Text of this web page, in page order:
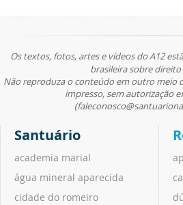
Os textos, fotos, artes e vídeos do A12
brasileira sobre
Não reproduza o conteúdo em outro meio
impresso, sem autorização
Santuário
academia marial
água mineral aparecida
cidade do romeiro